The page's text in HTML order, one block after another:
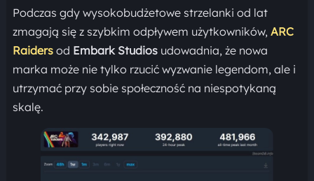
Podczas gdy wysokobudżetowe strzelanki od lat
zmagają się z szybkim odpływem użytkowników, ARC
Raidersod Embark Studiosudowadnia, że nowa
marka może nie tylko rzucić wyzwanie legendom, ale i
utrzymać przy sobie społeczność na niespotykaną
skalę.